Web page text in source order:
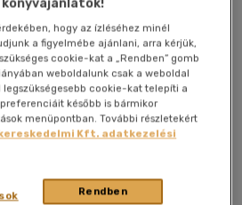
hogy az ízléséhez minél
a figyelmébe ajánlani, arra kérjük,
cookie-kat a „Rendben” gomb
weboldalunk csak a weboldal
cookie-kat telepíti a
később is bármikor
menüpontban. További részletekért
Kft. adatkezelési
Rendben